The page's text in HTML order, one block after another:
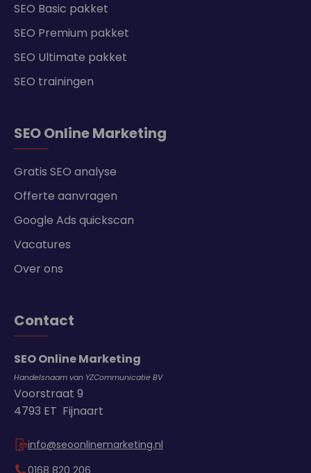
SEO Basic pakket
SEO Premium pakket
SEO Ultimate pakket
SEO trainingen
SEO Online Marketing
Gratis SEO analyse
Offerte aanvragen
Google Ads quickscan
Vacatures
Over ons
Contact
SEO Online Marketing
Handelsnaam van YZCommunicatie BV
Voorstraat 9
4793 ET Fijnaart
info@seoonlinemarketing.nl
0168 820 206